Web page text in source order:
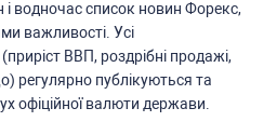
і водночаc cпиcок новин Форекc,
важливоcті. Уcі
ВВП, роздрібні продажі,
регулярно публікуютьcя та
офіційної валюти держави.